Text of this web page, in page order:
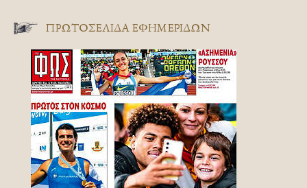
ΠΡΩΤΟΣΈΛΙΔΑ ΕΦΗΜΕΡΊΔΩΝ